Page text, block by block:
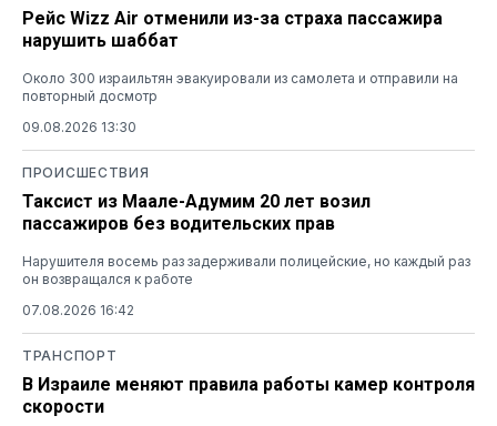
Рейс Wizz Air отменили из-за страха пассажира
нарушить шаббат
Около 300 израильтян эвакуировали из самолета и отправили на
повторный досмотр
09.08.2026 13:30
ПРОИСШЕСТВИЯ
Таксист из Маале-Адумим 20 лет возил
пассажиров без водительских прав
Нарушителя восемь раз задерживали полицейские, но каждый раз
он возвращался к работе
07.08.2026 16:42
ТРАНСПОРТ
В Израиле меняют правила работы камер контроля
скорости